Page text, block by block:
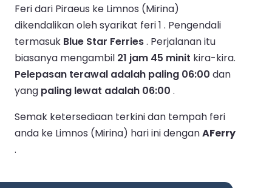
Feri dari Piraeus ke Limnos (Mirina)
dikendalikan oleh syarikat feri 1 . Pengendali
termasuk Blue Star Ferries. Perjalanan itu
biasanya mengambil 21 jam 45 minit kira-kira.
Pelepasan terawal adalah paling 06:00 dan
yang paling lewat adalah 06:00 .
Semak ketersediaan terkini dan tempah feri
anda ke Limnos (Mirina) hari ini denganAFerry
.